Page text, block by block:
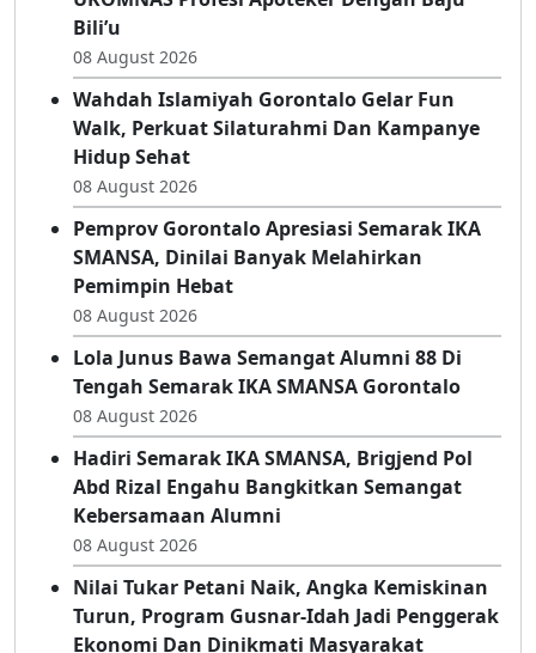
Di Tengah Resepsi Pernikahan, Intan
Ibrahim Tetap Ikuti Briefing Jelang
UKOMNAS Profesi Apoteker Dengan Baju
Bili’u
08 August 2026
Wahdah Islamiyah Gorontalo Gelar Fun
Walk, Perkuat Silaturahmi Dan Kampanye
Hidup Sehat
08 August 2026
Pemprov Gorontalo Apresiasi Semarak IKA
SMANSA, Dinilai Banyak Melahirkan
Pemimpin Hebat
08 August 2026
Lola Junus Bawa Semangat Alumni 88 Di
Tengah Semarak IKA SMANSA Gorontalo
08 August 2026
Hadiri Semarak IKA SMANSA, Brigjend Pol
Abd Rizal Engahu Bangkitkan Semangat
Kebersamaan Alumni
08 August 2026